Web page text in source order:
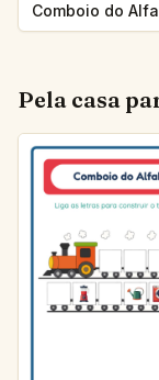
Comboio do
Pela casa